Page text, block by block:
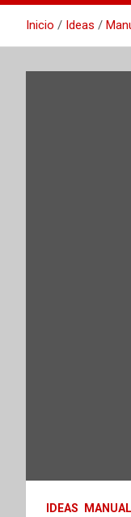
Inicio Ideas
IDEAS